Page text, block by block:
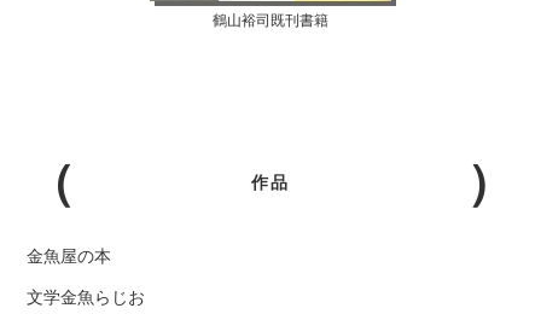
鶴山裕司既刊書籍
作品
金魚屋の本
文学金魚らじお